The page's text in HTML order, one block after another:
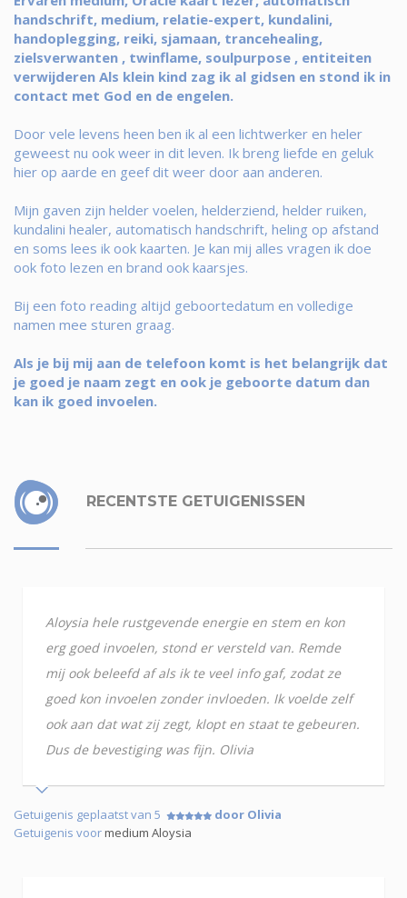
handschrift, medium, relatie-expert, kundalini,
handoplegging, reiki, sjamaan, trancehealing,
zielsverwanten , twinflame, soulpurpose , entiteiten
verwijderen Als klein kind zag ik al gidsen en stond ik in
contact met God en de engelen.
Door vele levens heen ben ik al een lichtwerker en heler
geweest nu ook weer in dit leven. Ik breng liefde en geluk
hier op aarde en geef dit weer door aan anderen.
Mijn gaven zijn helder voelen, helderziend, helder ruiken,
kundalini healer, automatisch handschrift, heling op afstand
en soms lees ik ook kaarten. Je kan mij alles vragen ik doe
ook foto lezen en brand ook kaarsjes.
Bij een foto reading altijd geboortedatum en volledige
namen mee sturen graag.
Als je bij mij aan de telefoon komt is het belangrijk dat
je goed je naam zegt en ook je geboorte datum dan
kan ik goed invoelen.
RECENTSTE GETUIGENISSEN
Aloysia hele rustgevende energie en stem en kon
erg goed invoelen, stond er versteld van. Remde
mij ook beleefd af als ik te veel info gaf, zodat ze
goed kon invoelen zonder invloeden. Ik voelde zelf
ook aan dat wat zij zegt, klopt en staat te gebeuren.
Dus de bevestiging was fijn. Olivia
Getuigenis geplaatst van 5
door Olivia
Getuigenis voormedium Aloysia